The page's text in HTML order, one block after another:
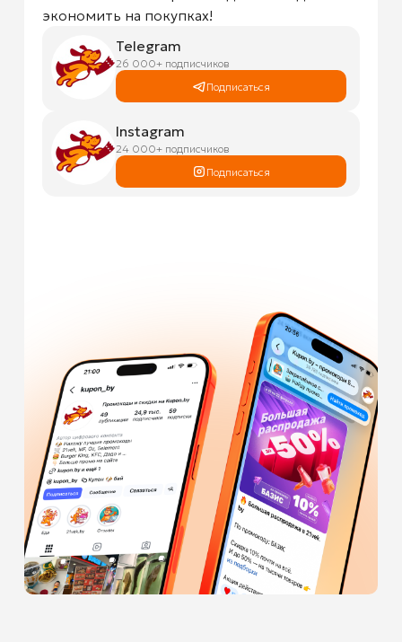
экономить на покупках!
Telegram
26 000+ подписчиков
Подписаться
Instagram
24 000+ подписчиков
Подписаться